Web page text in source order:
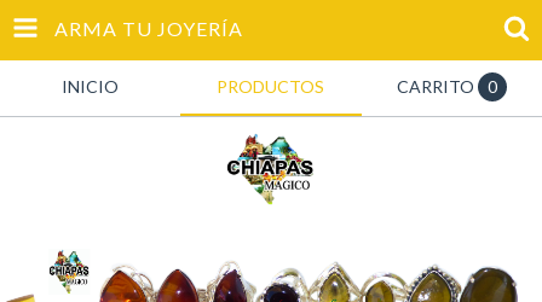
ARMA TU JOYERÍA
INICIO PRODUCTOS CARRITO 0